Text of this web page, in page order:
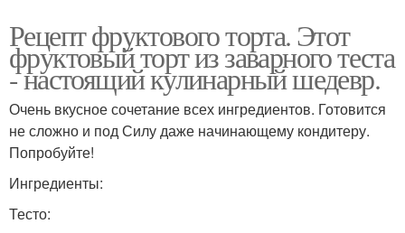
Рецепт фруктового торта. Этот
фруктовый торт из заварного теста
- настоящий кулинарный шедевр.
Очень вкусное сочетание всех ингредиентов. Готовится
не сложно и под Силу даже начинающему кондитеру.
Попробуйте!
Ингредиенты:
Тесто: